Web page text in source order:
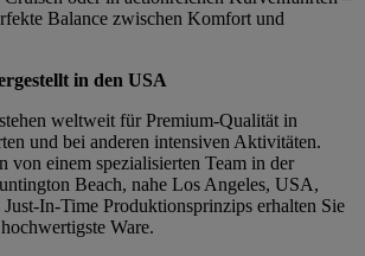
Balance zwischen Komfort und
in den USA
weltweit für Premium-Qualität in
und bei anderen intensiven Aktivitäten.
von einem spezialisierten Team in der
Beach, nahe Los Angeles, USA,
In-Time Produktionsprinzips erhalten Sie
Ware.